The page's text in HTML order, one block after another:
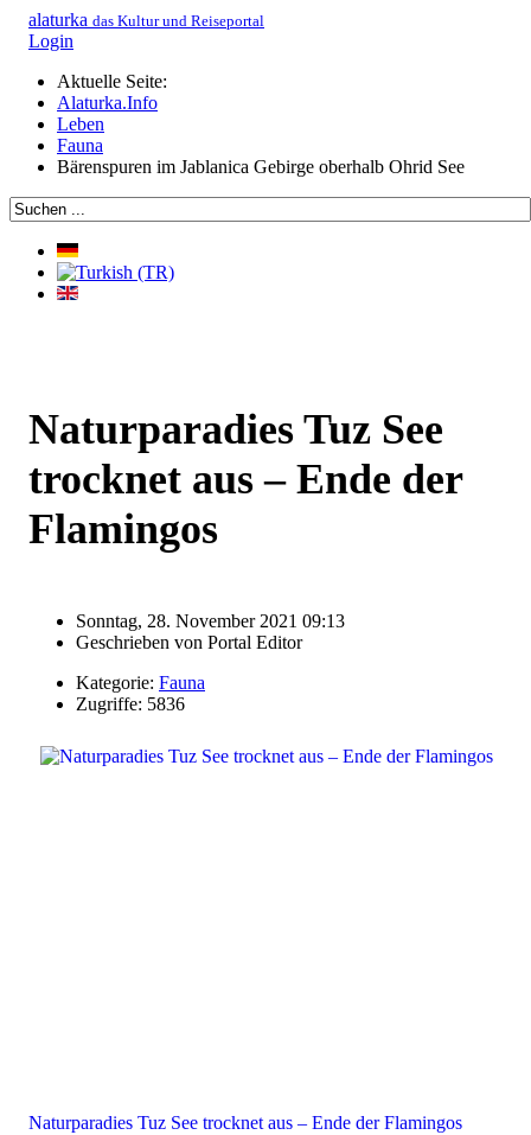
alaturka das Kultur und Reiseportal
Login
Aktuelle Seite:
Alaturka.Info
Leben
Fauna
Bärenspuren im Jablanica Gebirge oberhalb Ohrid See
Naturparadies Tuz See
trocknet aus – Ende der
Flamingos
Sonntag, 28. November 2021 09:13
Geschrieben von Portal Editor
Kategorie: Fauna
Zugriffe: 5836
Naturparadies Tuz See trocknet aus – Ende der Flamingos